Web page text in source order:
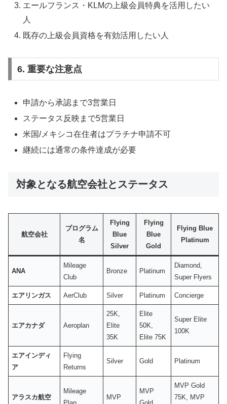
エールフランス・KLMの上級会員特典を活用したい
人
既存の上級会員資格を有効活用したい人
6. 重要な注意点
申請から承認まで3営業日
ステータス反映まで5営業日
米国/メキシコ在住者はプラチナ申請不可
継続には通常の条件達成が必要
対象となる航空会社とステータス
航空会社
プログラム
名
Flying
Blue
Silver
Flying
Blue
Gold
Flying Blue
Platinum
ANA
Mileage
Club
Bronze Platinum
Diamond,
Super Flyers
エアリンガス AerClub Silver Platinum Concierge
エアカナダ Aeroplan
25K,
Elite
35K
Elite
50K,
Elite 75K
Super Elite
100K
エアインディ
ア
Flying
Returns
Silver Gold Platinum
アラスカ航空
Mileage
MVP
MVP
MVP Gold
75K, MVP